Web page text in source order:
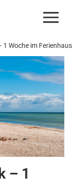
1 Woche im
– 1